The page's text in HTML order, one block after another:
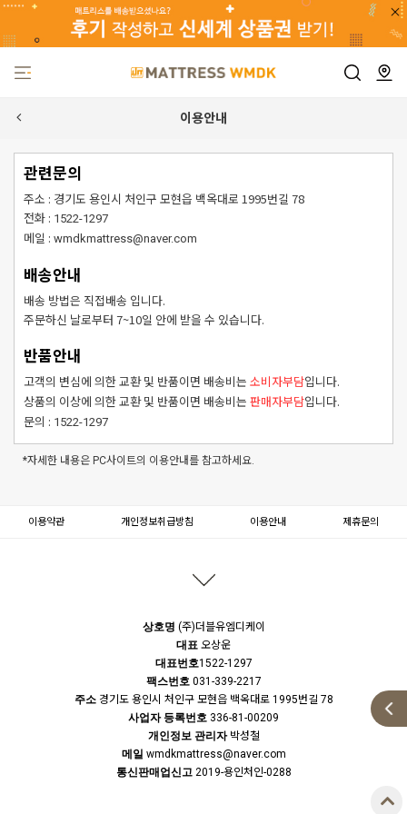
이용안내
관련문의
주소 : 경기도 용인시 처인구 모현읍 백옥대로 1995번길 78
전화 : 1522-1297
메일 : wmdkmattress@naver.com
배송안내
배송 방법은 직접배송 입니다.
주문하신 날로부터 7~10일 안에 받을 수 있습니다.
반품안내
고객의 변심에 의한 교환 및 반품이면 배송비는 소비자부담입니다.
상품의 이상에 의한 교환 및 반품이면 배송비는 판매자부담입니다.
문의 : 1522-1297
*자세한 내용은 PC사이트의 이용안내를 참고하세요.
이용약관 개인정보취급방침 이용안내 제휴문의
상호명 (주)더블유엠디케이
대표 오상운
대표번호1522-1297
팩스번호031-339-2217
주소경기도 용인시 처인구 모현읍 백옥대로 1995번길 78
사업자 등록번호 336-81-00209
개인정보 관리자박성철
메일 wmdkmattress@naver.com
통신판매업신고2019-용인처인-0288